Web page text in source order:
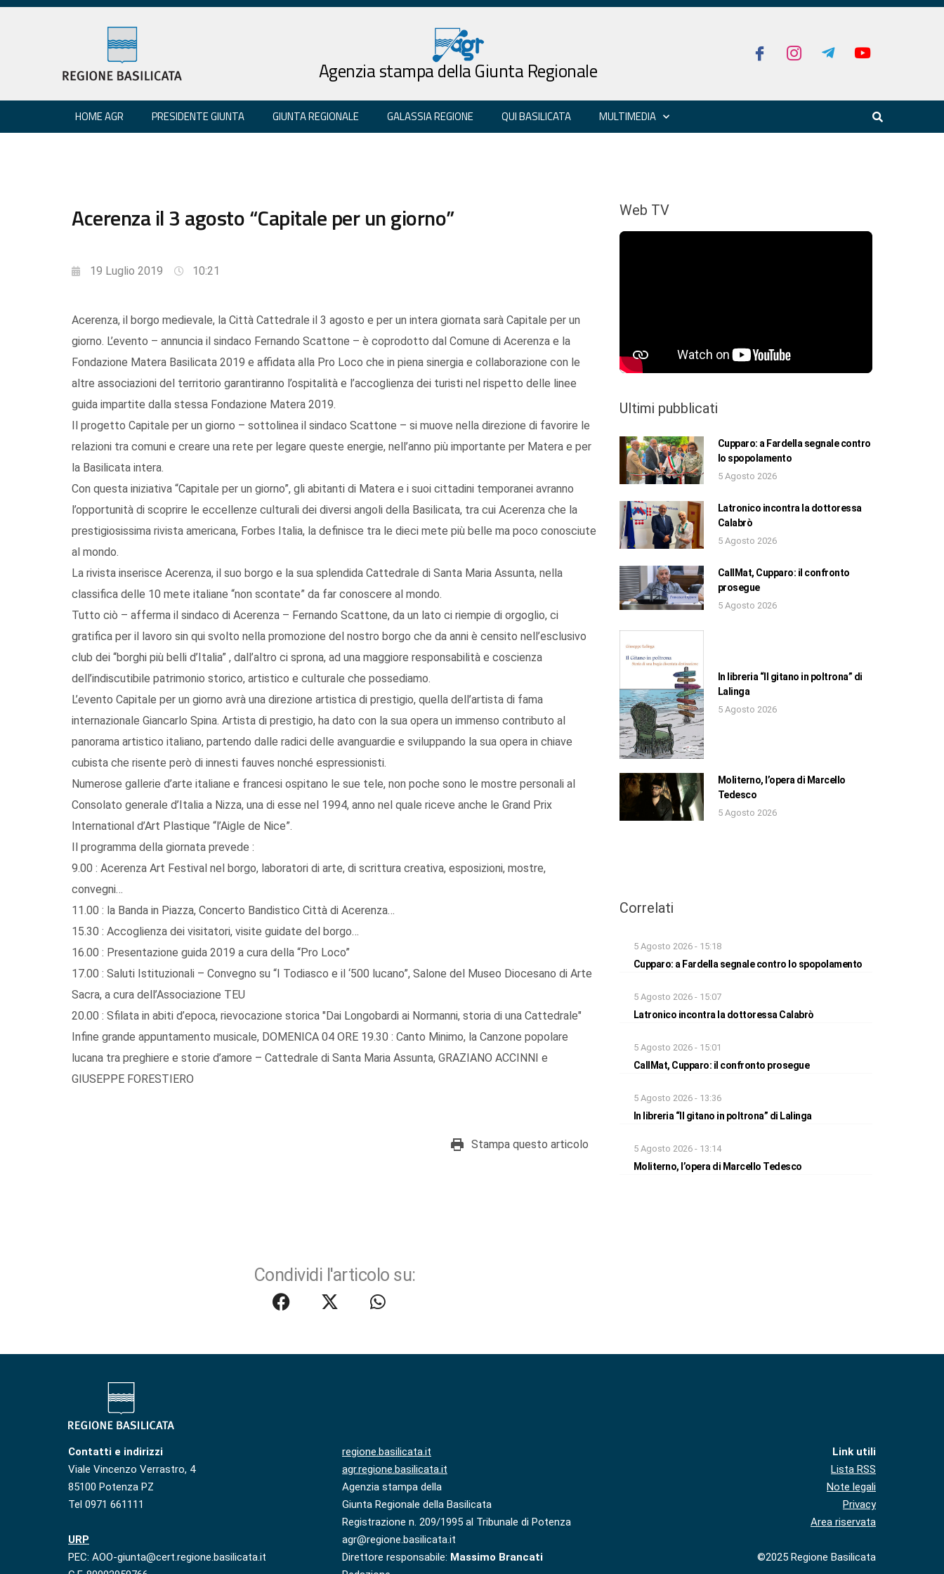
Agenzia stampa della Giunta Regionale
HOME AGR PRESIDENTE GIUNTA GIUNTA REGIONALE GALASSIA REGIONE QUI BASILICATA MULTIMEDIA
Acerenza il 3 agosto “Capitale per un giorno”
19 Luglio 2019 10:21
Acerenza, il borgo medievale, la Città Cattedrale il 3 agosto e per un intera giornata sarà Capitale per un
giorno. L’evento – annuncia il sindaco Fernando Scattone – è coprodotto dal Comune di Acerenza e la
Fondazione Matera Basilicata 2019 e affidata alla Pro Loco che in piena sinergia e collaborazione con le
altre associazioni del territorio garantiranno l’ospitalità e l’accoglienza dei turisti nel rispetto delle linee
guida impartite dalla stessa Fondazione Matera 2019.
Il progetto Capitale per un giorno – sottolinea il sindaco Scattone – si muove nella direzione di favorire le
relazioni tra comuni e creare una rete per legare queste energie, nell’anno più importante per Matera e per
la Basilicata intera.
Con questa iniziativa “Capitale per un giorno”, gli abitanti di Matera e i suoi cittadini temporanei avranno
l’opportunità di scoprire le eccellenze culturali dei diversi angoli della Basilicata, tra cui Acerenza che la
prestigiosissima rivista americana, Forbes Italia, la definisce tra le dieci mete più belle ma poco conosciute
al mondo.
La rivista inserisce Acerenza, il suo borgo e la sua splendida Cattedrale di Santa Maria Assunta, nella
classifica delle 10 mete italiane “non scontate” da far conoscere al mondo.
Tutto ciò – afferma il sindaco di Acerenza – Fernando Scattone, da un lato ci riempie di orgoglio, ci
gratifica per il lavoro sin qui svolto nella promozione del nostro borgo che da anni è censito nell’esclusivo
club dei “borghi più belli d’Italia” , dall’altro ci sprona, ad una maggiore responsabilità e coscienza
dell’indiscutibile patrimonio storico, artistico e culturale che possediamo.
L’evento Capitale per un giorno avrà una direzione artistica di prestigio, quella dell’artista di fama
internazionale Giancarlo Spina. Artista di prestigio, ha dato con la sua opera un immenso contributo al
panorama artistico italiano, partendo dalle radici delle avanguardie e sviluppando la sua opera in chiave
cubista che risente però di innesti fauves nonché espressionisti.
Numerose gallerie d’arte italiane e francesi ospitano le sue tele, non poche sono le mostre personali al
Consolato generale d’Italia a Nizza, una di esse nel 1994, anno nel quale riceve anche le Grand Prix
International d’Art Plastique “l’Aigle de Nice”.
Il programma della giornata prevede :
9.00 : Acerenza Art Festival nel borgo, laboratori di arte, di scrittura creativa, esposizioni, mostre,
convegni…
11.00 : la Banda in Piazza, Concerto Bandistico Città di Acerenza…
15.30 : Accoglienza dei visitatori, visite guidate del borgo…
16.00 : Presentazione guida 2019 a cura della “Pro Loco”
17.00 : Saluti Istituzionali – Convegno su “I Todiasco e il ‘500 lucano”, Salone del Museo Diocesano di Arte
Sacra, a cura dell’Associazione TEU
20.00 : Sfilata in abiti d’epoca, rievocazione storica "Dai Longobardi ai Normanni, storia di una Cattedrale"
Infine grande appuntamento musicale, DOMENICA 04 ORE 19.30 : Canto Minimo, la Canzone popolare
lucana tra preghiere e storie d’amore – Cattedrale di Santa Maria Assunta, GRAZIANO ACCINNI e
GIUSEPPE FORESTIERO
Stampa questo articolo
Condividi l'articolo su:
Web TV
Ultimi pubblicati
Cupparo: a Fardella segnale contro
lo spopolamento
5 Agosto 2026
Latronico incontra la dottoressa
Calabrò
5 Agosto 2026
CallMat, Cupparo: il confronto
prosegue
5 Agosto 2026
In libreria “Il gitano in poltrona” di
Lalinga
5 Agosto 2026
Moliterno, l’opera di Marcello
Tedesco
5 Agosto 2026
Correlati
5 Agosto 2026 - 15:18
Cupparo: a Fardella segnale contro lo spopolamento
5 Agosto 2026 - 15:07
Latronico incontra la dottoressa Calabrò
5 Agosto 2026 - 15:01
CallMat, Cupparo: il confronto prosegue
5 Agosto 2026 - 13:36
In libreria “Il gitano in poltrona” di Lalinga
5 Agosto 2026 - 13:14
Moliterno, l’opera di Marcello Tedesco
Contatti e indirizzi
Viale Vincenzo Verrastro, 4
85100 Potenza PZ
Tel 0971 661111
URP
PEC: AOO-giunta@cert.regione.basilicata.it
regione.basilicata.it
agr.regione.basilicata.it
Agenzia stampa della
Giunta Regionale della Basilicata
Registrazione n. 209/1995 al Tribunale di Potenza
agr@regione.basilicata.it
Direttore responsabile: Massimo Brancati
Link utili
Lista RSS
Note legali
Privacy
Area riservata
©2025 Regione Basilicata